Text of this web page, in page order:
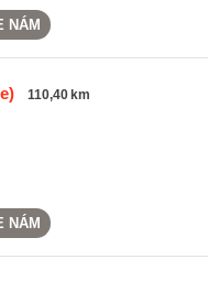
NÁM
110,40 km
NÁM